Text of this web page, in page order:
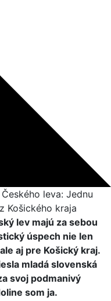
leva: Jednu
Košického kraja
lev majú za sebou
úspech nie len
aj pre Košický kraj.
mladá slovenská
svoj podmanivý
som ja.